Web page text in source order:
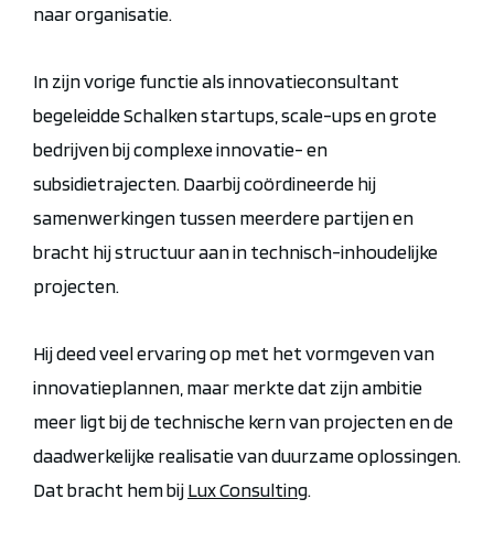
naar organisatie.
In zijn vorige functie als innovatieconsultant
begeleidde Schalken startups, scale-ups en grote
bedrijven bij complexe innovatie- en
subsidietrajecten. Daarbij coördineerde hij
samenwerkingen tussen meerdere partijen en
bracht hij structuur aan in technisch-inhoudelijke
projecten.
Hij deed veel ervaring op met het vormgeven van
innovatieplannen, maar merkte dat zijn ambitie
meer ligt bij de technische kern van projecten en de
daadwerkelijke realisatie van duurzame oplossingen.
Dat bracht hem bijLux Consulting.